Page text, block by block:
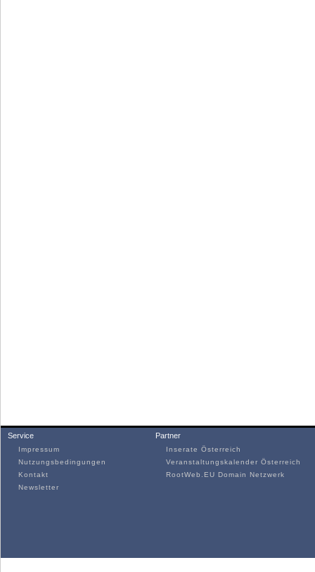
Service
Impressum
Nutzungsbedingungen
Kontakt
Newsletter
Partner
Inserate Österreich
Veranstaltungskalender Österreich
RootWeb.EU Domain Netzwerk